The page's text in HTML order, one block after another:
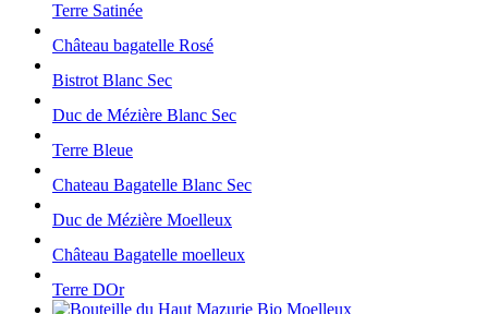
Terre Satinée
Château bagatelle Rosé
Bistrot Blanc Sec
Duc de Mézière Blanc Sec
Terre Bleue
Chateau Bagatelle Blanc Sec
Duc de Mézière Moelleux
Château Bagatelle moelleux
Terre DOr